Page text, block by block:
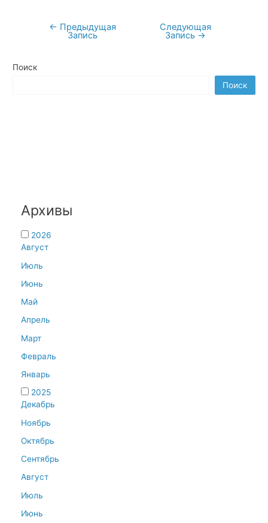
Навигация
← Предыдущая
Запись
Следующая
Запись →
Поиск
Поиск
Архивы
2026
Август
Июль
Июнь
Май
Апрель
Март
Февраль
Январь
2025
Декабрь
Ноябрь
Октябрь
Сентябрь
Август
Июль
Июнь